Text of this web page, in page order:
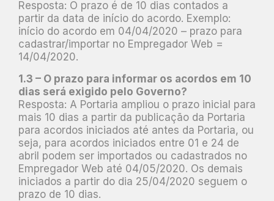
Resposta: O prazo é de 10 dias contados a
partir da data de início do acordo. Exemplo:
início do acordo em 04/04/2020 – prazo para
cadastrar/importar no Empregador Web =
14/04/2020.
1.3 – O prazo para informar os acordos em 10
dias será exigido pelo Governo?
Resposta: A Portaria ampliou o prazo inicial para
mais 10 dias a partir da publicação da Portaria
para acordos iniciados até antes da Portaria, ou
seja, para acordos iniciados entre 01 e 24 de
abril podem ser importados ou cadastrados no
Empregador Web até 04/05/2020. Os demais
iniciados a partir do dia 25/04/2020 seguem o
prazo de 10 dias.